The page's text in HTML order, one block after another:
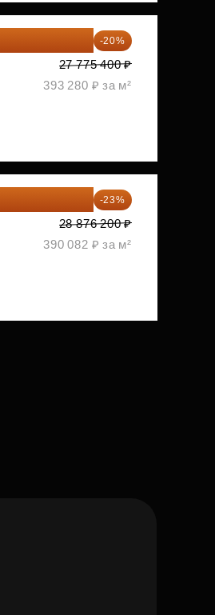
-20%
27 775 400 ₽
393 280 ₽ за м²
-23%
28 876 200 ₽
390 082 ₽ за м²